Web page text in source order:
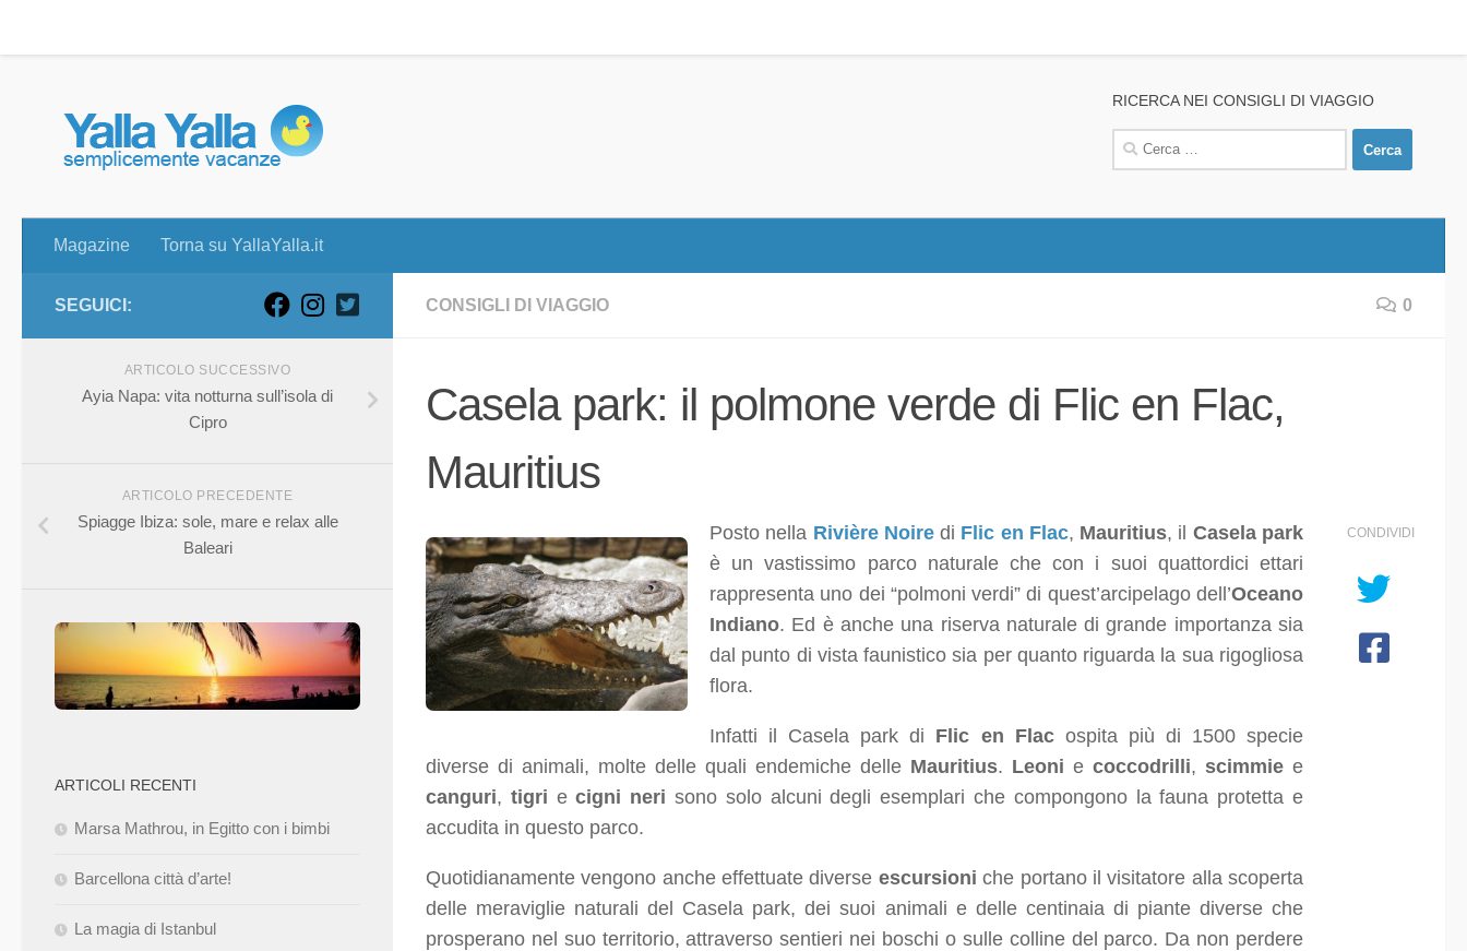
RICERCA NEI CONSIGLI DI VIAGGIO
Ricerca
per:
Magazine Torna su YallaYalla.it
CONSIGLI DI VIAGGIO 0
Casela park: il polmone verde di Flic en Flac,
Mauritius
Posto nella Rivière Noiredi Flic en Flac, Mauritius, il Casela park
è un vastissimo parco naturale che con i suoi quattordici ettari
rappresenta uno dei “polmoni verdi” di quest’arcipelago dell’Oceano
Indiano. Ed è anche una riserva naturale di grande importanza sia
dal punto di vista faunistico sia per quanto riguarda la sua rigogliosa
flora.
Infatti il Casela park di Flic en Flacospita più di 1500 specie
diverse di animali, molte delle quali endemiche delle Mauritius. Leoni e coccodrilli, scimmie e
canguri, tigri ecigni neri sono solo alcuni degli esemplari che compongono la fauna protetta e
accudita in questo parco.
Quotidianamente vengono anche effettuate diverse escursioni che portano il visitatore alla scoperta
delle meraviglie naturali del Casela park, dei suoi animali e delle centinaia di piante diverse che
prosperano nel suo territorio, attraverso sentieri nei boschi o sulle colline del parco. Da non perdere
CONDIVIDI
SEGUICI:
ARTICOLO SUCCESSIVO
Ayia Napa: vita notturna sull’isola di
Cipro
ARTICOLO PRECEDENTE
Spiagge Ibiza: sole, mare e relax alle
Baleari
ARTICOLI RECENTI
Marsa Mathrou, in Egitto con i bimbi
Barcellona città d’arte!
La magia di Istanbul